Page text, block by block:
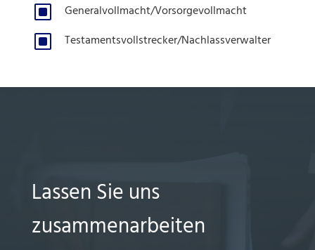
W Generalvollmacht/Vorsorgevollmacht
W Testamentsvollstrecker/Nachlassverwalter
Lassen Sie uns
zusammenarbeiten